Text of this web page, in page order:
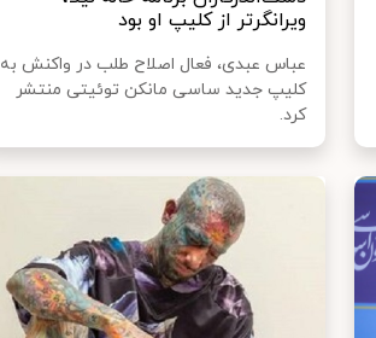
ویرانگرتر از کلیپ او بود
عباس عبدی، فعال اصلاح طلب در واکنش به
کلیپ جدید ساسی مانکن توئیتی منتشر
کرد.